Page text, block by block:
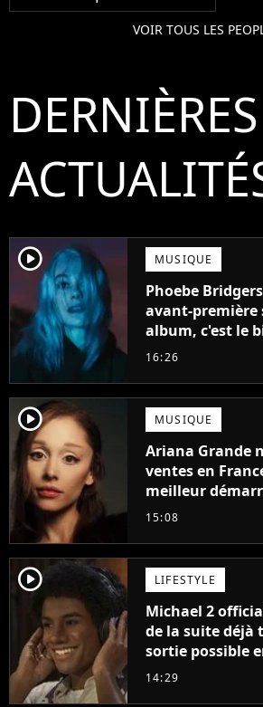
VOIR TOUS LES
DERNIÈRES
player2 MUSIQUE
Phoebe
avant-première
album, c'est le
d'été
16:26
player2 MUSIQUE
Ariana Grande
ventes en
meilleur
carrière avec
15:08
player2 LIFESTYLE
Michael 2
de la suite déjà
sortie possible
14:29